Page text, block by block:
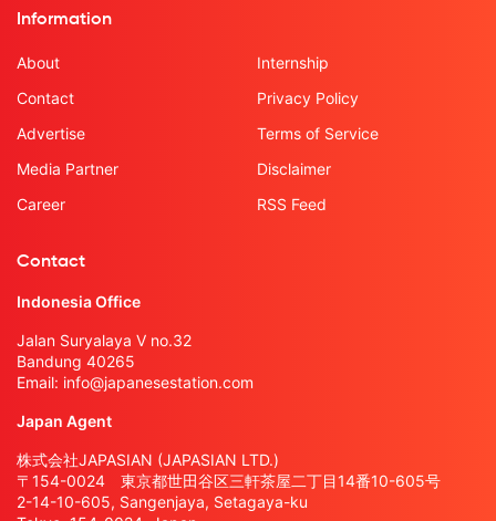
Information
About
Contact
Advertise
Media Partner
Career
Internship
Privacy Policy
Terms of Service
Disclaimer
RSS Feed
Contact
Indonesia Office
Jalan Suryalaya V no.32
Bandung 40265
Email: info@japanesestation.com
Japan Agent
株式会社JAPASIAN (JAPASIAN LTD.)
〒154-0024 東京都世田谷区三軒茶屋二丁目14番10-605号
2-14-10-605, Sangenjaya, Setagaya-ku